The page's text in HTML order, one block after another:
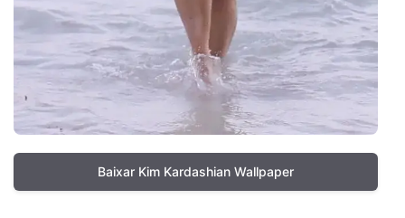
Baixar Kim Kardashian Wallpaper